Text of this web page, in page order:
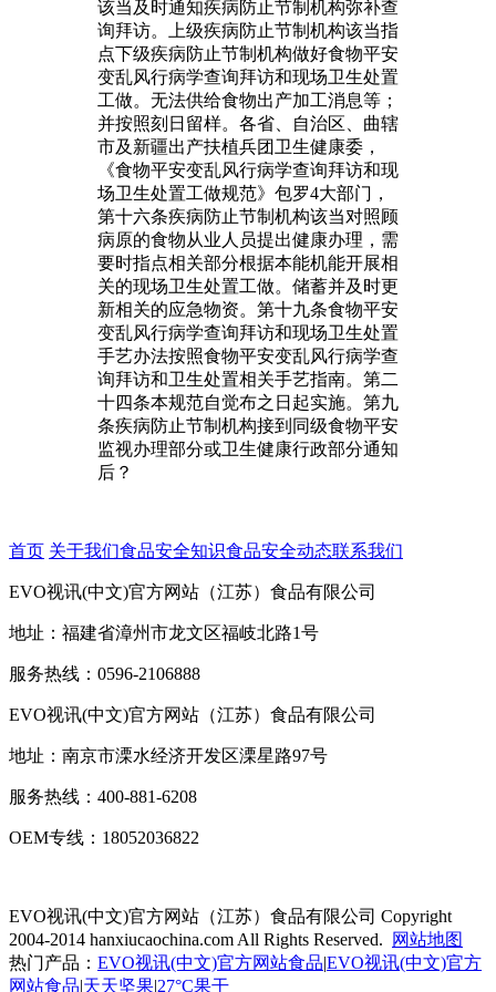
该当及时通知疾病防止节制机构弥补查
询拜访。上级疾病防止节制机构该当指
点下级疾病防止节制机构做好食物平安
变乱风行病学查询拜访和现场卫生处置
工做。无法供给食物出产加工消息等；
并按照刻日留样。各省、自治区、曲辖
市及新疆出产扶植兵团卫生健康委，
《食物平安变乱风行病学查询拜访和现
场卫生处置工做规范》包罗4大部门，
第十六条疾病防止节制机构该当对照顾
病原的食物从业人员提出健康办理，需
要时指点相关部分根据本能机能开展相
关的现场卫生处置工做。储蓄并及时更
新相关的应急物资。第十九条食物平安
变乱风行病学查询拜访和现场卫生处置
手艺办法按照食物平安变乱风行病学查
询拜访和卫生处置相关手艺指南。第二
十四条本规范自觉布之日起实施。第九
条疾病防止节制机构接到同级食物平安
监视办理部分或卫生健康行政部分通知
后？
首页 关于我们食品安全知识食品安全动态联系我们
EVO视讯(中文)官方网站（江苏）食品有限公司
地址：福建省漳州市龙文区福岐北路1号
服务热线：0596-2106888
EVO视讯(中文)官方网站（江苏）食品有限公司
地址：南京市溧水经济开发区溧星路97号
服务热线：400-881-6208
OEM专线：18052036822
EVO视讯(中文)官方网站（江苏）食品有限公司 Copyright
2004-2014 hanxiucaochina.com All Rights Reserved.
网站地图
热门产品： EVO视讯(中文)官方网站食品|EVO视讯(中文)官方
网站食品|天天坚果|27°C果干